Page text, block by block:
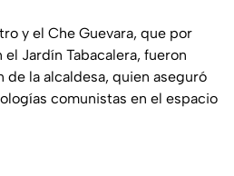
y el Che Guevara, que por
Jardín Tabacalera, fueron
de la alcaldesa, quien aseguró
comunistas en el espacio